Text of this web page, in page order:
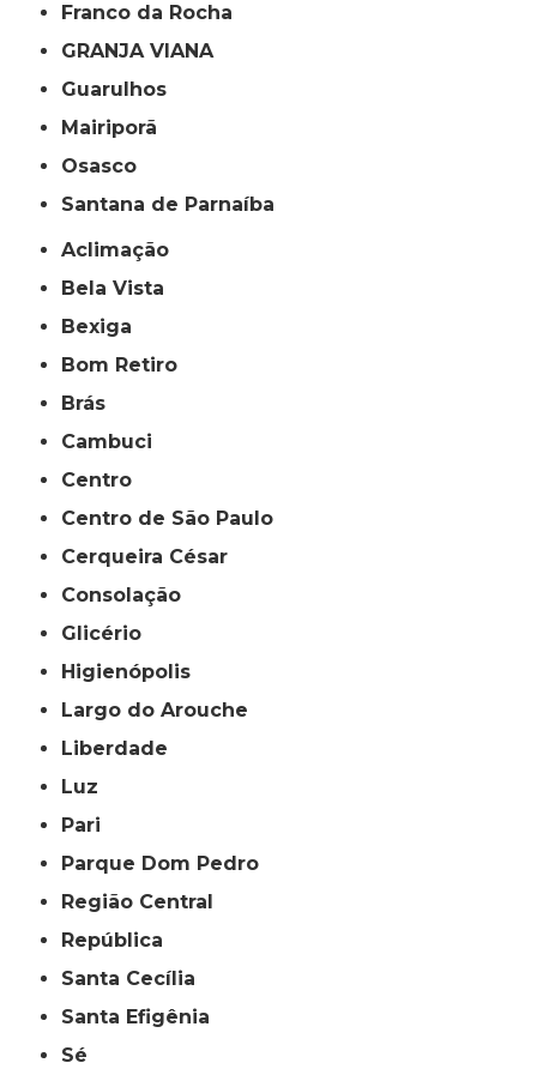
Franco da Rocha
GRANJA VIANA
Guarulhos
Mairiporã
Osasco
Santana de Parnaíba
Aclimação
Bela Vista
Bexiga
Bom Retiro
Brás
Cambuci
Centro
Centro de São Paulo
Cerqueira César
Consolação
Glicério
Higienópolis
Largo do Arouche
Liberdade
Luz
Pari
Parque Dom Pedro
Região Central
República
Santa Cecília
Santa Efigênia
Sé